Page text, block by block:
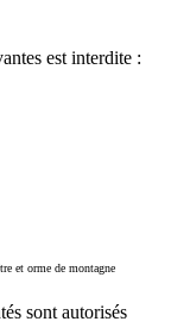
est interdite :
et orme de montagne
sont autorisés